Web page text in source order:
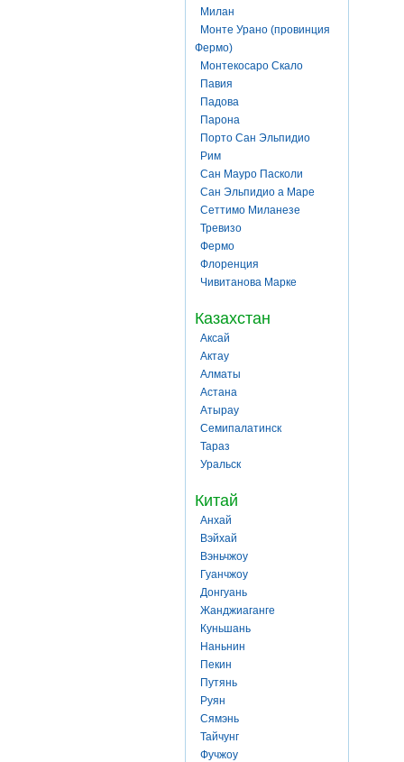
Милан
Монте Урано (провинция
Фермо)
Монтекосаро Скало
Павия
Падова
Парона
Порто Сан Эльпидио
Рим
Сан Мауро Пасколи
Сан Эльпидио а Маре
Сеттимо Миланезе
Тревизо
Фермо
Флоренция
Чивитанова Марке
Казахстан
Аксай
Актау
Алматы
Астана
Атырау
Семипалатинск
Тараз
Уральск
Китай
Анхай
Вэйхай
Вэньчжоу
Гуанчжоу
Донгуань
Жанджиаганге
Куньшань
Наньнин
Пекин
Путянь
Руян
Сямэнь
Тайчунг
Фучжоу